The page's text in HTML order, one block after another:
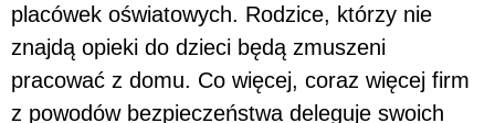
placówek oświatowych. Rodzice, którzy nie
znajdą opieki do dzieci będą zmuszeni
pracować z domu. Co więcej, coraz więcej firm
z powodów bezpieczeństwa deleguje swoich